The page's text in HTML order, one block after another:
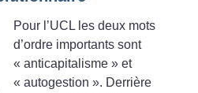
Pour l’UCL les deux mots
d’ordre importants sont
« anticapitalisme » et
« autogestion ». Derrière